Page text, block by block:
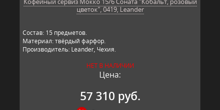
цветок", 0419, Leander
Состав: 15 предметов.
Материал: твёрдый фарфор.
Производитель: Leander, Чехия.
НЕТ В НАЛИЧИИ
Цена:
57 310 руб.